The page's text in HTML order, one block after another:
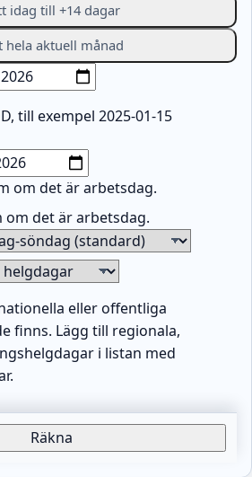
idag till +14 dagar
hela aktuell månad
till exempel 2025-01-15
om det är arbetsdag.
om det är arbetsdag.
eller offentliga
finns. Lägg till regionala,
i listan med
Räkna